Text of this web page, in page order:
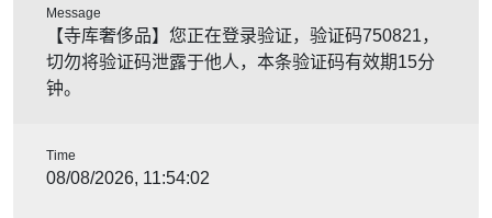
Message
【寺库奢侈品】您正在登录验证，验证码750821，
切勿将验证码泄露于他人，本条验证码有效期15分
钟。
Time
08/08/2026, 11:54:02